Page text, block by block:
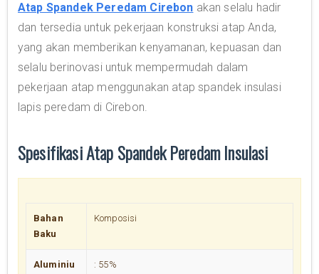
Atap Spandek Peredam Cirebon akan selalu hadir
dan tersedia untuk pekerjaan konstruksi atap Anda,
yang akan memberikan kenyamanan, kepuasan dan
selalu berinovasi untuk mempermudah dalam
pekerjaan atap menggunakan atap spandek insulasi
lapis peredam di Cirebon.
Spesifikasi Atap Spandek Peredam Insulasi
Bahan
Baku
Komposisi
Aluminiu
: 55%